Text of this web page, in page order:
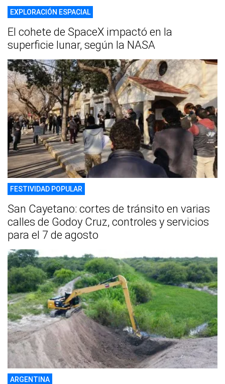
EXPLORACIÓN ESPACIAL
El cohete de SpaceX impactó en la
superficie lunar, según la NASA
FESTIVIDAD POPULAR
San Cayetano: cortes de tránsito en varias
calles de Godoy Cruz, controles y servicios
para el 7 de agosto
ARGENTINA